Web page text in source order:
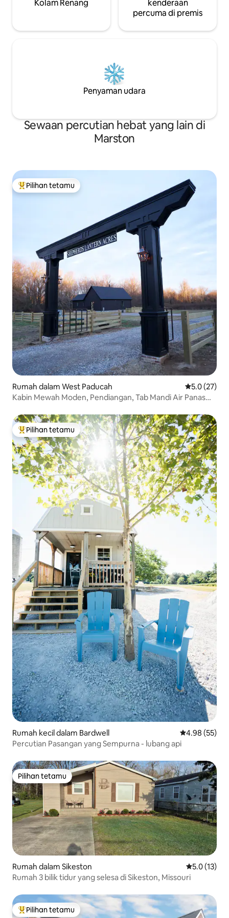
Kolam Renang
kenderaan
percuma di premis
Penyaman udara
Sewaan percutian hebat yang lain di
Marston
Pilihan utama tetamu
Pilihan tetamu
Rumah dalam West Paducah Penarafan
5.0 (27)
Kabin Mewah Moden, Pendiangan, Tab Mandi Air Panas
Pilihan utama tetamu
Pilihan tetamu
Rumah kecil dalam Bardwell Penarafan
4.98 (55)
Percutian Pasangan yang Sempurna - lubang api
Pilihan tetamu
Pilihan tetamu
Rumah dalam Sikeston Penarafan
5.0 (13)
Rumah 3 bilik tidur yang selesa di Sikeston, Missouri
Pilihan utama tetamu
Pilihan tetamu